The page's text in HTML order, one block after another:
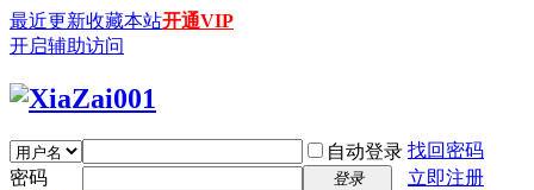
最近更新收藏本站开通VIP
开启辅助访问
自动登录 找回密码
密码
登录
立即注册